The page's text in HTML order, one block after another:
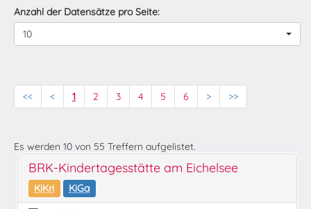
Anzahl der Datensätze pro Seite:
10
<< < 1 2 3 4 5 6 > >>
Es werden 10 von 55 Treffern aufgelistet.
BRK-Kindertagesstätte am Eichelsee
KiKri
KiGa